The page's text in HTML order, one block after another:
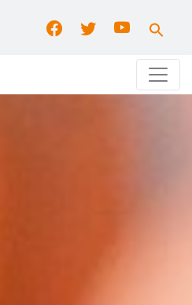
Search